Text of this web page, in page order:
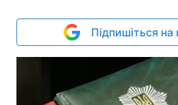
Підпишіться